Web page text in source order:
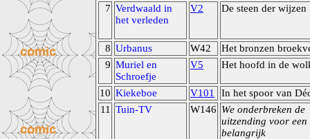
7 Verdwaald in
het verleden
V2 De steen der wijzen
8 Urbanus W42
Het bronzen
9 Muriel en
Schroefje
V5 Het hoofd in de
10 Kiekeboe V101
In het spoor van
11
Tuin-TV W146 We onderbreken de
uitzending voor een
belangrijk